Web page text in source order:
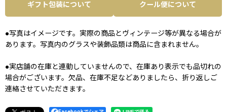
ギフト包装について クール便について
●写真はイメージです。実際の商品とヴィンテージ等が異なる場合が
あります。写真内のグラスや装飾品類は商品に含まれません。
●実店舗の在庫と連動していませんので、在庫あり表示でも品切れの
場合がございます。欠品、在庫不足などありましたら、折り返しご
連絡させていただきます。